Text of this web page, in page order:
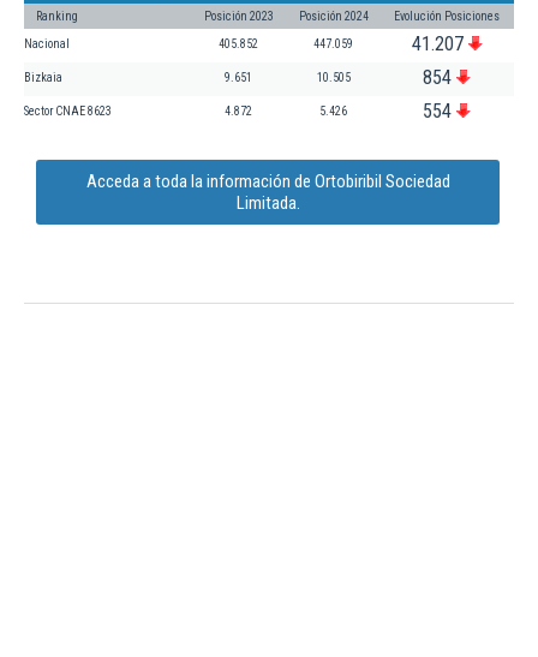
Ranking Posición 2023 Posición 2024 Evolución Posiciones
Nacional 405.852 447.059 41.207
Bizkaia 9.651 10.505 854
Sector CNAE 8623 4.872 5.426 554
Acceda a toda la información de Ortobiribil Sociedad
Limitada.